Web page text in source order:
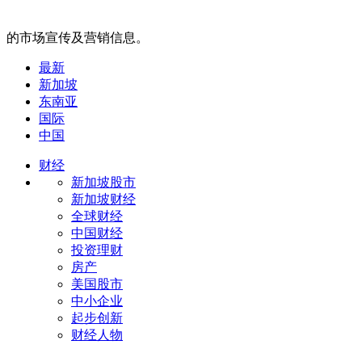
的市场宣传及营销信息。
最新
新加坡
东南亚
国际
中国
财经
新加坡股市
新加坡财经
全球财经
中国财经
投资理财
房产
美国股市
中小企业
起步创新
财经人物